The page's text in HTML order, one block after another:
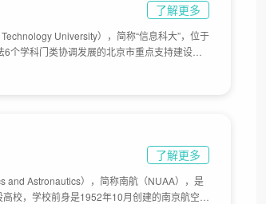
了解更多
University），简称“信息科大”，位于
学科门类协调发展的北京市重点支持建设高
了解更多
and Astronautics），简称南航（NUAA），是
校，学校前身是1952年10月创建的南京航空工